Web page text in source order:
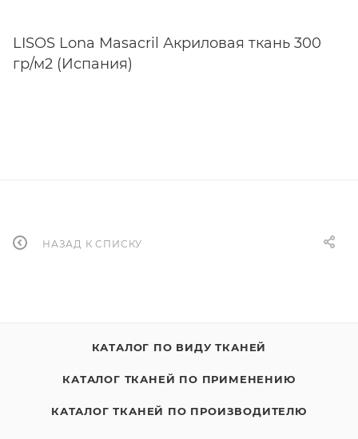
LISOS Lona Masacril Акриловая ткань 300
гр/м2 (Испания)
НАЗАД К СПИСКУ
КАТАЛОГ ПО ВИДУ ТКАНЕЙ
КАТАЛОГ ТКАНЕЙ ПО ПРИМЕНЕНИЮ
КАТАЛОГ ТКАНЕЙ ПО ПРОИЗВОДИТЕЛЮ